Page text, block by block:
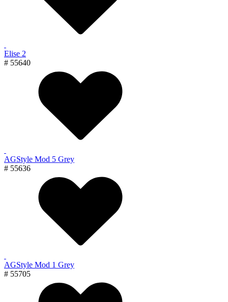
Elise 2
# 55640
AGStyle Mod 5 Grey
# 55636
AGStyle Mod 1 Grey
# 55705